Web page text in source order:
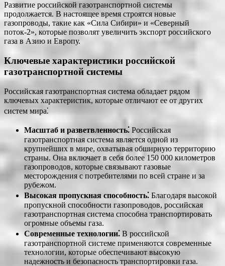
Развитие российской газотранспортной системы
продолжается. В настоящее время строятся новые
газопроводы, такие как «Сила Сибири» и «Северный
поток-2», которые позволят увеличить экспорт российского
газа в Азию и Европу.
Ключевые характеристики российской
газотранспортной системы
Российская газотранспортная система обладает рядом
ключевых характеристик, которые отличают ее от других
систем мира⁚
Масштаб и разветвленность⁚ Российская
газотранспортная система является одной из
крупнейших в мире, охватывая обширную территорию
страны. Она включает в себя более 150 000 километров
газопроводов, которые связывают газовые
месторождения с потребителями по всей стране и за
рубежом.
Высокая пропускная способность⁚ Благодаря высокой
пропускной способности газопроводов, российская
газотранспортная система способна транспортировать
огромные объемы газа.
Современные технологии⁚ В российской
газотранспортной системе применяются современные
технологии, которые обеспечивают высокую
надежность и безопасность транспортировки газа.